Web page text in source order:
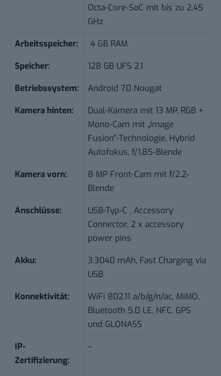
Octa-Core-SoC mit bis zu 2,45
GHz
Arbeitsspeicher:
4 GB RAM
Speicher:
128 GB UFS 2.1
Betriebssystem:
Android 7.0 Nougat
Kamera hinten:
Dual-Kamera mit 13 MP, RGB +
Mono-Cam mit „Image
Fusion“-Technologie, Hybrid
Autofokus, f/1.85-Blende
Kamera vorn:
8 MP Front-Cam mit f/2.2-
Blende
Anschlüsse:
USB-Typ-C , Accessory
Connector, 2 x accessory
power pins
Akku:
3.3040 mAh, Fast Charging via
USB
Konnektivität:
WiFi 802.11 a/b/g/n/ac, MIMO,
Bluetooth 5.0 LE, NFC, GPS
und GLONASS
IP-
Zertifizierung:
–